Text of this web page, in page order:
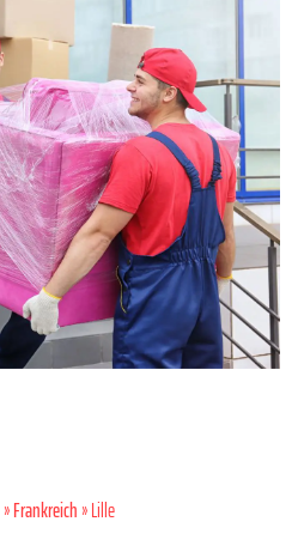
»Frankreich» Lille